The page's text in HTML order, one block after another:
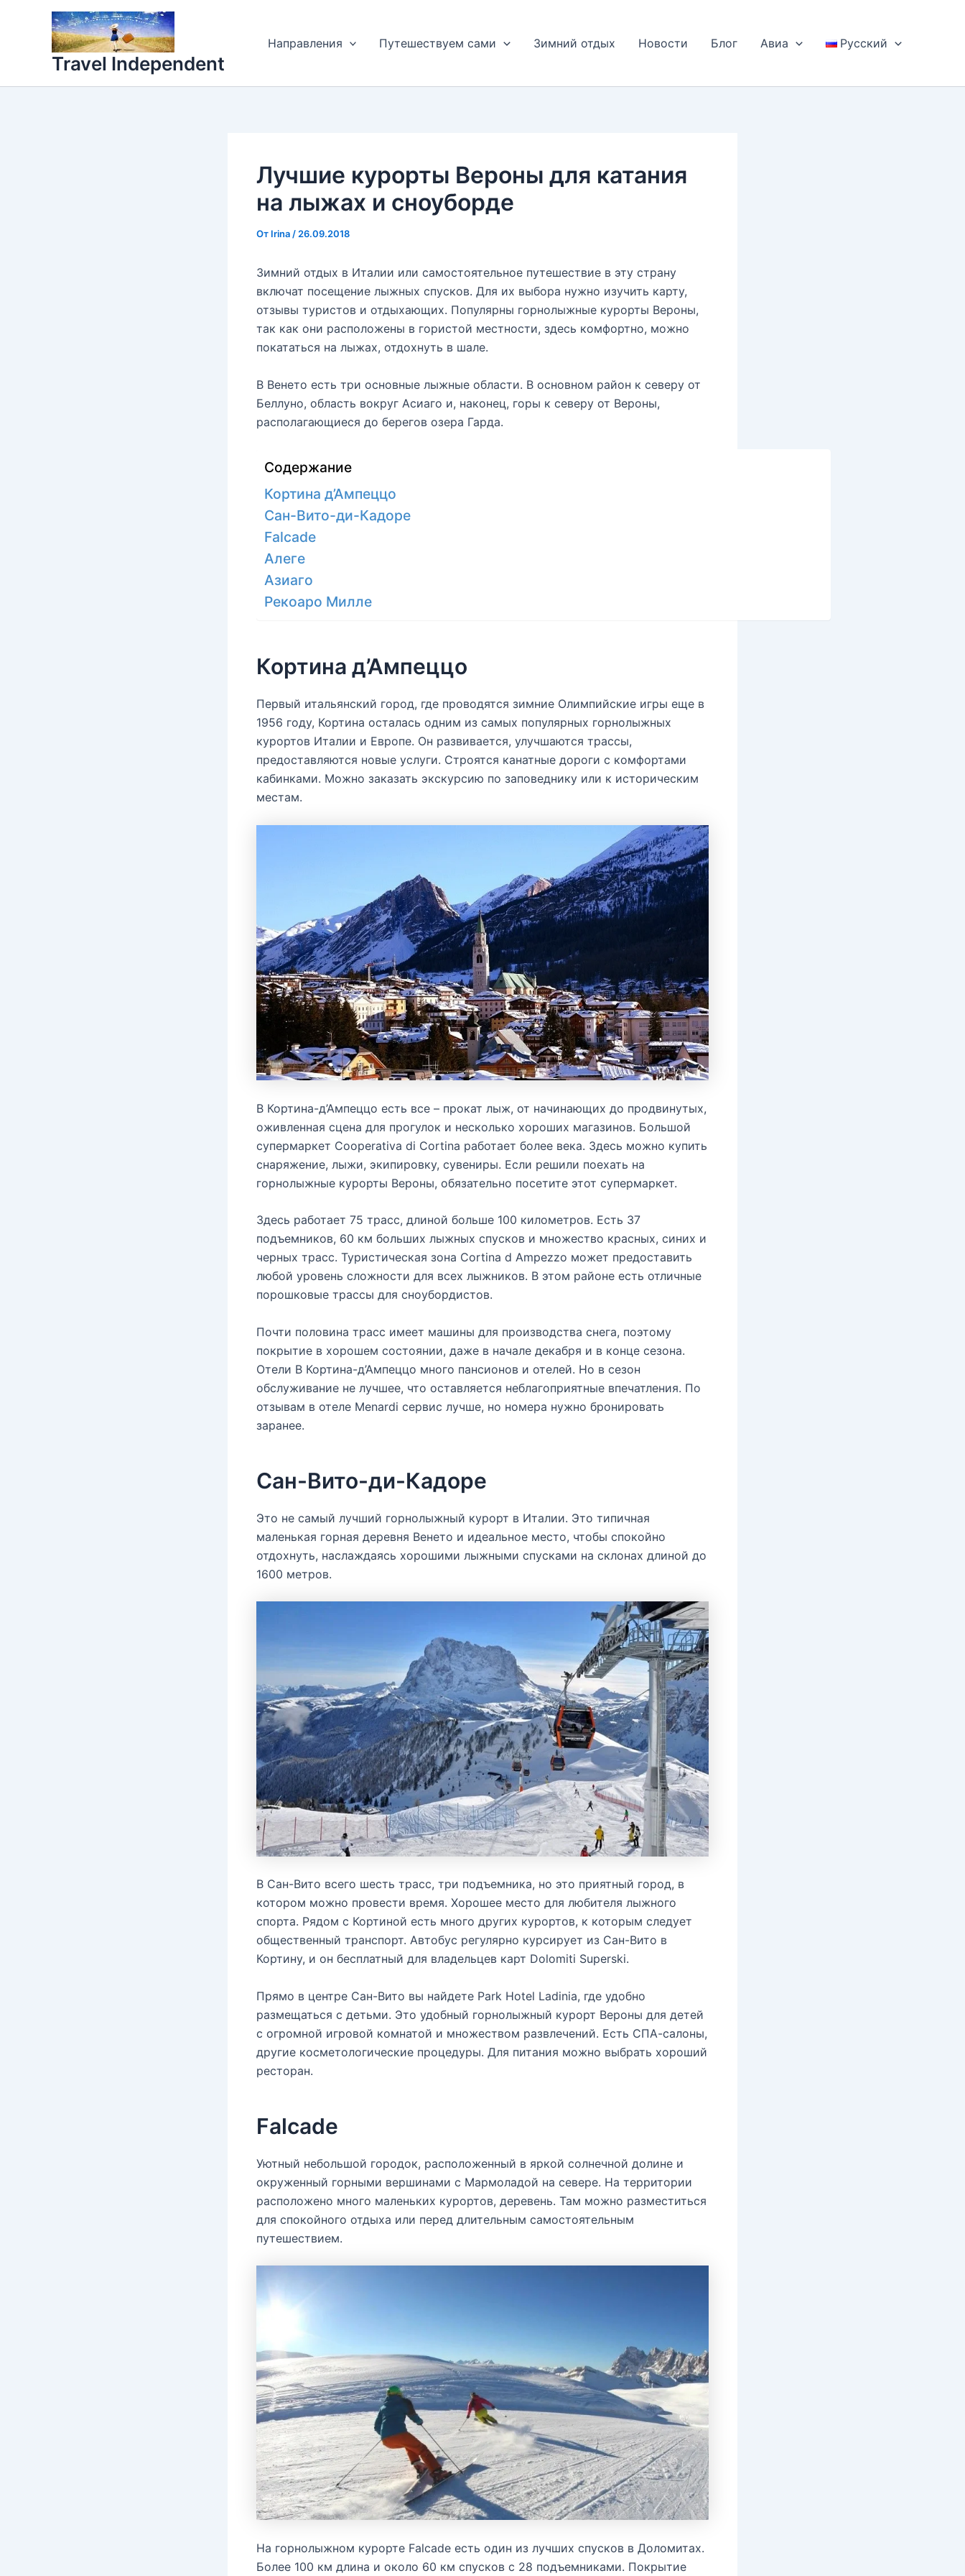
содержимому
Travel Independent
Направления Путешествуем сами Зимний отдых Новости Блог Авиа Русский
Лучшие курорты Вероны для катания
на лыжах и сноуборде
От Irina / 26.09.2018
Зимний отдых в Италии или самостоятельное путешествие в эту страну
включат посещение лыжных спусков. Для их выбора нужно изучить карту,
отзывы туристов и отдыхающих. Популярны горнолыжные курорты Вероны,
так как они расположены в гористой местности, здесь комфортно, можно
покататься на лыжах, отдохнуть в шале.
В Венето есть три основные лыжные области. В основном район к северу от
Беллуно, область вокруг Асиаго и, наконец, горы к северу от Вероны,
располагающиеся до берегов озера Гарда.
Содержание
Кортина д’Ампеццо
Сан-Вито-ди-Кадоре
Falcade
Алеге
Азиаго
Рекоаро Милле
Кортина д’Ампеццо
Первый итальянский город, где проводятся зимние Олимпийские игры еще в
1956 году, Кортина осталась одним из самых популярных горнолыжных
курортов Италии и Европе. Он развивается, улучшаются трассы,
предоставляются новые услуги. Строятся канатные дороги с комфортами
кабинками. Можно заказать экскурсию по заповеднику или к историческим
местам.
В Кортина-д’Ампеццо есть все – прокат лыж, от начинающих до продвинутых,
оживленная сцена для прогулок и несколько хороших магазинов. Большой
супермаркет Cooperativa di Cortina работает более века. Здесь можно купить
снаряжение, лыжи, экипировку, сувениры. Если решили поехать на
горнолыжные курорты Вероны, обязательно посетите этот супермаркет.
Здесь работает 75 трасс, длиной больше 100 километров. Есть 37
подъемников, 60 км больших лыжных спусков и множество красных, синих и
черных трасс. Туристическая зона Cortina d Ampezzo может предоставить
любой уровень сложности для всех лыжников. В этом районе есть отличные
порошковые трассы для сноубордистов.
Почти половина трасс имеет машины для производства снега, поэтому
покрытие в хорошем состоянии, даже в начале декабря и в конце сезона.
Отели В Кортина-д’Ампеццо много пансионов и отелей. Но в сезон
обслуживание не лучшее, что оставляется неблагоприятные впечатления. По
отзывам в отеле Menardi сервис лучше, но номера нужно бронировать
заранее.
Сан-Вито-ди-Кадоре
Это не самый лучший горнолыжный курорт в Италии. Это типичная
маленькая горная деревня Венето и идеальное место, чтобы спокойно
отдохнуть, наслаждаясь хорошими лыжными спусками на склонах длиной до
1600 метров.
В Сан-Вито всего шесть трасс, три подъемника, но это приятный город, в
котором можно провести время. Хорошее место для любителя лыжного
спорта. Рядом с Кортиной есть много других курортов, к которым следует
общественный транспорт. Автобус регулярно курсирует из Сан-Вито в
Кортину, и он бесплатный для владельцев карт Dolomiti Superski.
Прямо в центре Сан-Вито вы найдете Park Hotel Ladinia, где удобно
размещаться с детьми. Это удобный горнолыжный курорт Вероны для детей
с огромной игровой комнатой и множеством развлечений. Есть СПА-салоны,
другие косметологические процедуры. Для питания можно выбрать хороший
ресторан.
Falcade
Уютный небольшой городок, расположенный в яркой солнечной долине и
окруженный горными вершинами с Мармоладой на севере. На территории
расположено много маленьких курортов, деревень. Там можно разместиться
для спокойного отдыха или перед длительным самостоятельным
путешествием.
На горнолыжном курорте Falcade есть один из лучших спусков в Доломитах.
Более 100 км длина и около 60 км спусков с 28 подъемниками. Покрытие